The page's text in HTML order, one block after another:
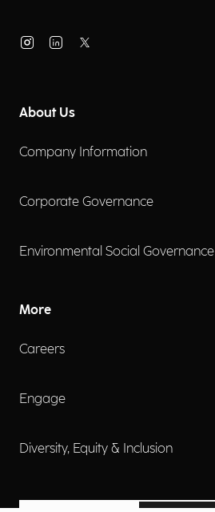
About Us
Company Information
Corporate Governance
Environmental Social Governance
More
Careers
Engage
Diversity, Equity & Inclusion